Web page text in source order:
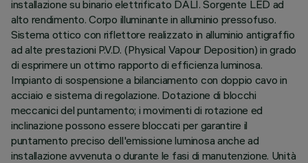
installazione su binario elettrificato DALI. Sorgente LED ad
alto rendimento. Corpo illuminante in alluminio pressofuso.
Sistema ottico con riflettore realizzato in alluminio antigraffio
ad alte prestazioni P.V.D. (Physical Vapour Deposition) in grado
di esprimere un ottimo rapporto di efficienza luminosa.
Impianto di sospensione a bilanciamento con doppio cavo in
acciaio e sistema di regolazione. Dotazione di blocchi
meccanici del puntamento; i movimenti di rotazione ed
inclinazione possono essere bloccati per garantire il
puntamento preciso dell'emissione luminosa anche ad
installazione avvenuta o durante le fasi di manutenzione. Unità